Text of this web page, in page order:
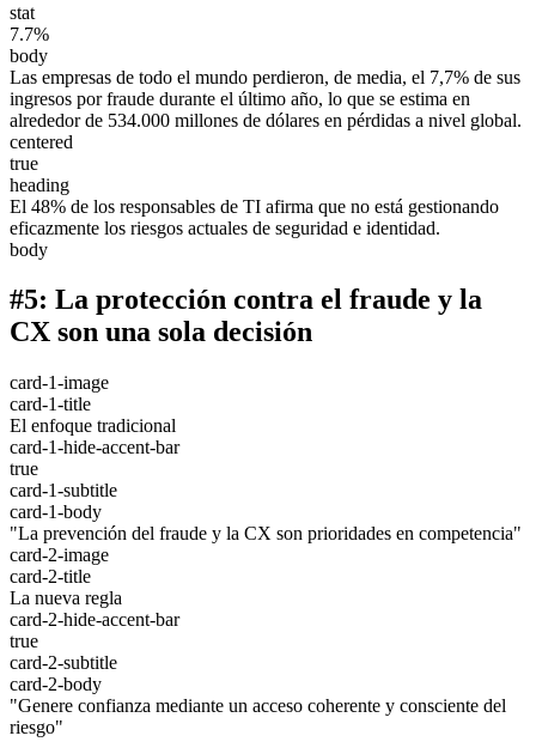
stat
7.7%
body
Las empresas de todo el mundo perdieron, de media, el 7,7% de sus
ingresos por fraude durante el último año, lo que se estima en
alrededor de 534.000 millones de dólares en pérdidas a nivel global.
centered
true
heading
El 48% de los responsables de TI afirma que no está gestionando
eficazmente los riesgos actuales de seguridad e identidad.
body
#5: La protección contra el fraude y la
CX son una sola decisión
card-1-image
card-1-title
El enfoque tradicional
card-1-hide-accent-bar
true
card-1-subtitle
card-1-body
"La prevención del fraude y la CX son prioridades en competencia"
card-2-image
card-2-title
La nueva regla
card-2-hide-accent-bar
true
card-2-subtitle
card-2-body
"Genere confianza mediante un acceso coherente y consciente del
riesgo"